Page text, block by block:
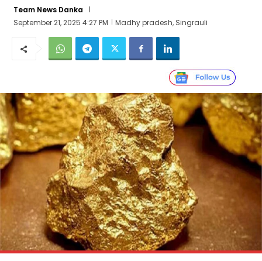
Team News Danka
September 21, 2025 4:27 PM
Madhy pradesh, Singrauli